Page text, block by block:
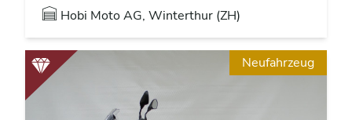
Hobi Moto AG, Winterthur (ZH)
Neufahrzeug